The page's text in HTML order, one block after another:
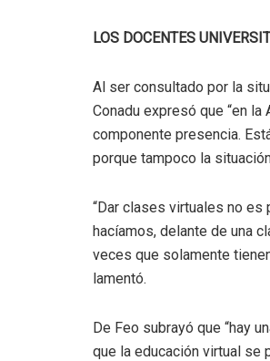
LOS DOCENTES
Al ser consultado por la
Conadu expresó que “en
componente presencia.
porque tampoco la
“Dar clases virtuales no
hacíamos, delante de una
veces que solamente
lamentó.
De Feo subrayó que “hay
que la educación virtual se